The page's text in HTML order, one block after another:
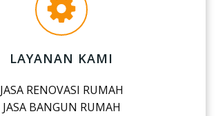
LAYANAN KAMI
JASA RENOVASI RUMAH
JASA BANGUN RUMAH